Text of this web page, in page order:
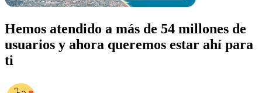
Hemos atendido a más de 54 millones de
usuarios y ahora queremos estar ahí para
ti